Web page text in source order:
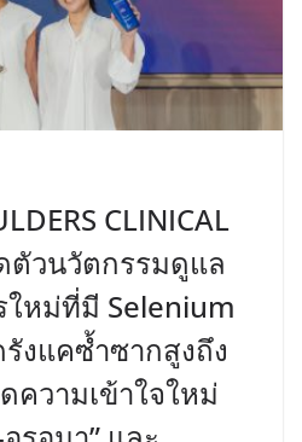
CLINICAL
ดตัวนวัตกรรมดูแล
หม่ที่มี Selenium
งแคซ้ำซากสูงถึง
ความเข้าใจใหม่